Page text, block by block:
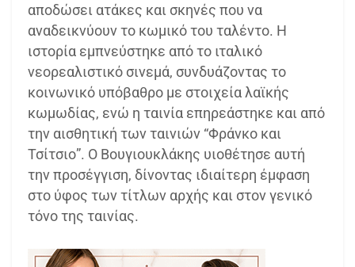
αποδώσει ατάκες και σκηνές που να
αναδεικνύουν το κωμικό του ταλέντο. Η
ιστορία εμπνεύστηκε από το ιταλικό
νεορεαλιστικό σινεμά, συνδυάζοντας το
κοινωνικό υπόβαθρο με στοιχεία λαϊκής
κωμωδίας, ενώ η ταινία επηρεάστηκε και από
την αισθητική των ταινιών “Φράνκο και
Τσίτσιο”. Ο Βουγιουκλάκης υιοθέτησε αυτή
την προσέγγιση, δίνοντας ιδιαίτερη έμφαση
στο ύφος των τίτλων αρχής και στον γενικό
τόνο της ταινίας.